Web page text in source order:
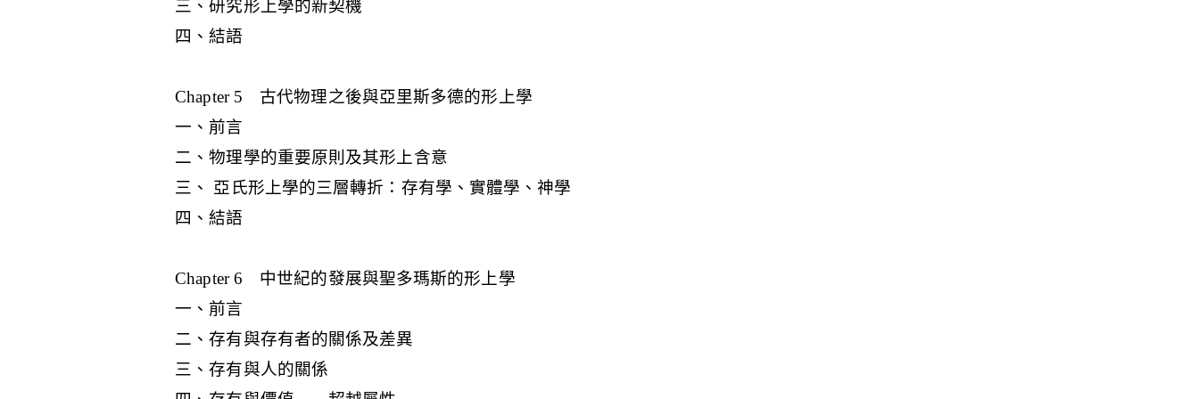
三、研究形上學的新契機
四、結語
Chapter 5 古代物理之後與亞里斯多德的形上學
一、前言
二、物理學的重要原則及其形上含意
三、 亞氏形上學的三層轉折：存有學、實體學、神學
四、結語
Chapter 6 中世紀的發展與聖多瑪斯的形上學
一、前言
二、存有與存有者的關係及差異
三、存有與人的關係